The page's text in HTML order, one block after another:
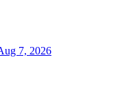
7, 2026